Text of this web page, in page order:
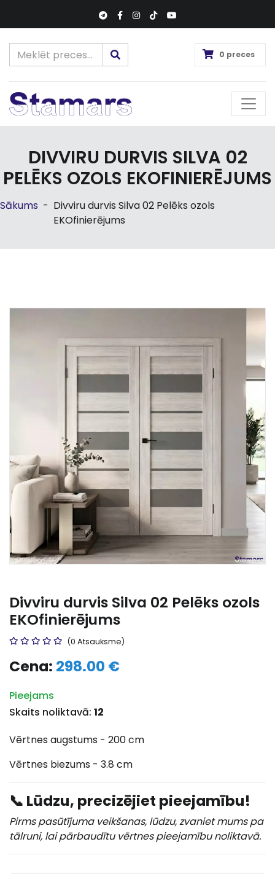
0 preces
DIVVIRU DURVIS SILVA 02
PELĒKS OZOLS EKOFINIERĒJUMS
Sākums - Divviru durvis Silva 02 Pelēks ozols
EKOfinierējums
Divviru durvis Silva 02 Pelēks ozols
EKOfinierējums
(0 Atsauksme)
Cena: 298.00 €
Pieejams
Skaits noliktavā: 12
Vērtnes augstums - 200 cm
Vērtnes biezums - 3.8 cm
📞 Lūdzu, precizējiet pieejamību!
Pirms pasūtījuma veikšanas, lūdzu, zvaniet mums pa
tālruni, lai pārbaudītu vērtnes pieejamību noliktavā.